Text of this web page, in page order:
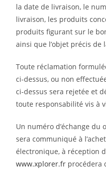
la date de livraison, le
livraison, les produits
produits figurant sur le
ainsi que l’objet précis de
Toute réclamation
ci-dessus, ou non
ci-dessus sera rejetée et
toute responsabilité vis à
Un numéro d’échange du
sera communiqué à
électronique, à réception
www.xplorer.fr procédera